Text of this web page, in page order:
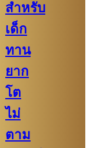
สำหรับ
เด็ก
ทาน
ยาก
โต
ไม่
ตาม